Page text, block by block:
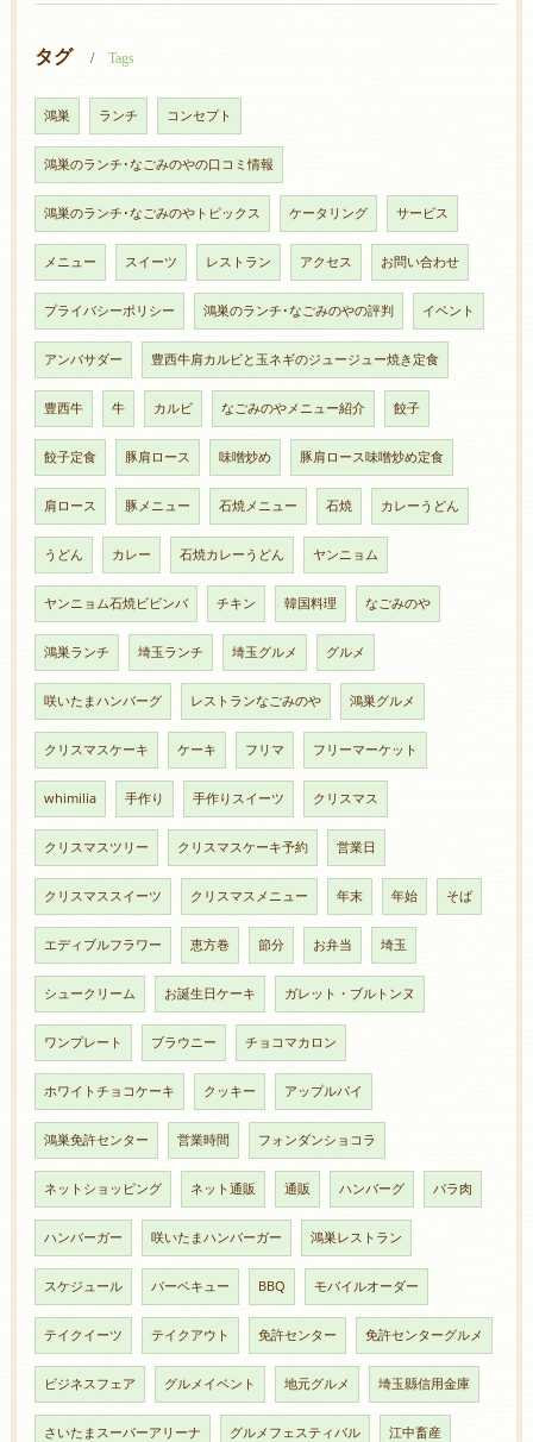
タグ Tags
鴻巣 ランチ コンセプト
鴻巣のランチ･なごみのやの口コミ情報
鴻巣のランチ･なごみのやトピックス ケータリング サービス
メニュー スイーツ レストラン アクセス お問い合わせ
プライバシーポリシー 鴻巣のランチ･なごみのやの評判 イベント
アンバサダー 豊西牛肩カルビと玉ネギのジュージュー焼き定食
豊西牛 牛 カルビ なごみのやメニュー紹介 餃子
餃子定食 豚肩ロース 味噌炒め 豚肩ロース味噌炒め定食
肩ロース 豚メニュー 石焼メニュー 石焼 カレーうどん
うどん カレー 石焼カレーうどん ヤンニョム
ヤンニョム石焼ビビンバ チキン 韓国料理 なごみのや
鴻巣ランチ 埼玉ランチ 埼玉グルメ グルメ
咲いたまハンバーグ レストランなごみのや 鴻巣グルメ
クリスマスケーキ ケーキ フリマ フリーマーケット
whimilia 手作り 手作りスイーツ クリスマス
クリスマスツリー クリスマスケーキ予約 営業日
クリスマススイーツ クリスマスメニュー 年末 年始 そば
エディブルフラワー 恵方巻 節分 お弁当 埼玉
シュークリーム お誕生日ケーキ ガレット・ブルトンヌ
ワンプレート ブラウニー チョコマカロン
ホワイトチョコケーキ クッキー アップルパイ
鴻巣免許センター 営業時間 フォンダンショコラ
ネットショッピング ネット通販 通販 ハンバーグ バラ肉
ハンバーガー 咲いたまハンバーガー 鴻巣レストラン
スケジュール バーベキュー BBQ モバイルオーダー
テイクイーツ テイクアウト 免許センター 免許センターグルメ
ビジネスフェア グルメイベント 地元グルメ 埼玉縣信用金庫
さいたまスーパーアリーナ グルメフェスティバル 江中畜産